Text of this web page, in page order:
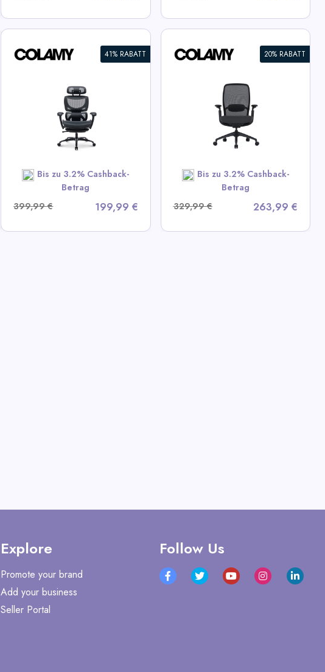
41% RABATT
Bis zu 3.2% Cashback-
Betrag
399,99 €
199,99 €
20% RABATT
Bis zu 3.2% Cashback-
Betrag
329,99 €
263,99 €
Ergonomischer
Mittelrücken-Netz-
Bürostuhl
View All Colamy Deals
SHOP NOW
Explore
Promote your brand
Add your business
Seller Portal
Follow Us